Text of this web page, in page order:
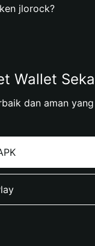
jlorock?
Wallet
dan aman